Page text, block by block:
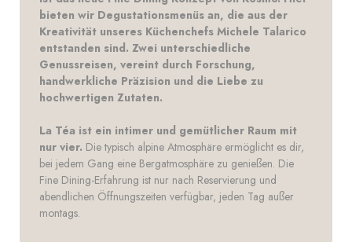
bieten wir Degustationsmenüs an, die aus der
Kreativität unseres Küchenchefs Michele Talarico
entstanden sind. Zwei unterschiedliche
Genussreisen, vereint durch Forschung,
handwerkliche Präzision und die Liebe zu
hochwertigen Zutaten.
La Téa ist ein intimer und gemütlicher Raum mit
nur vier. Die typisch alpine Atmosphäre ermöglicht es dir,
bei jedem Gang eine Bergatmosphäre zu genießen. Die
Fine Dining-Erfahrung ist nur nach Reservierung und
abendlichen Öffnungszeiten verfügbar, jeden Tag außer
montags.